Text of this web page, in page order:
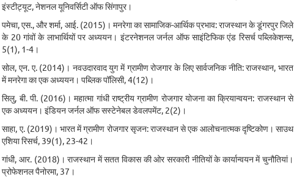
इंस्टीट्यूट, नेशनल यूनिवर्सिटी ऑफ सिंगापुर।
पमेचा, एस., और शर्मा, आई. (2015)। मनरेगा का सामाजिक-आर्थिक प्रभाव: राजस्थान के डूंगरपुर जिले
के 20 गांवों के लाभार्थियों पर अध्ययन। इंटरनेशनल जर्नल ऑफ साइंटिफिक एंड रिसर्च पब्लिकेशन्स,
5(1), 1-4।
सोल, एन. ए. (2014)। नवउदारवाद युग में ग्रामीण रोजगार के लिए सार्वजनिक नीति: राजस्थान, भारत
में मनरेगा का एक अध्ययन। पब्लिक पॉलिसी, 4(12)।
सिलु, बी. पी. (2016)। महात्मा गांधी राष्ट्रीय ग्रामीण रोजगार योजना का क्रियान्वयन: राजस्थान से
एक अध्ययन। इंडियन जर्नल ऑफ सस्टेनेबल डेवलपमेंट, 2(2)।
साहा, ए. (2019)। भारत में ग्रामीण रोजगार सृजन: राजस्थान से एक आलोचनात्मक दृष्टिकोण। साउथ
एशिया रिसर्च, 39(1), 23-42।
गांधी, आर. (2018)। राजस्थान में सतत विकास की ओर सरकारी नीतियों के कार्यान्वयन में चुनौतियां।
प्रोफेशनल पैनोरमा, 37।